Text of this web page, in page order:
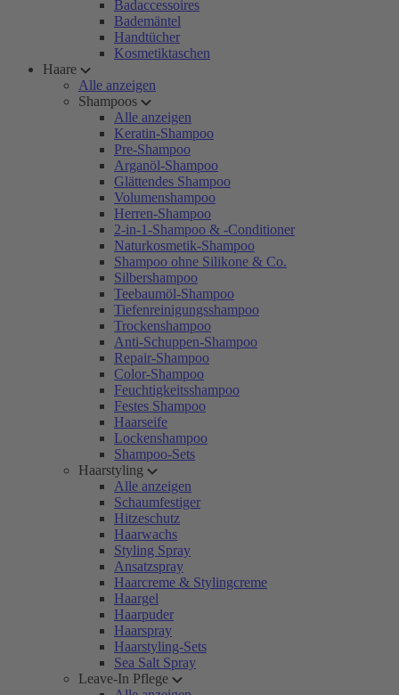
Badaccessoires
Bademäntel
Handtücher
Kosmetiktaschen
Haare
Alle anzeigen
Shampoos
Alle anzeigen
Keratin-Shampoo
Pre-Shampoo
Arganöl-Shampoo
Glättendes Shampoo
Volumenshampoo
Herren-Shampoo
2-in-1-Shampoo & -Conditioner
Naturkosmetik-Shampoo
Shampoo ohne Silikone & Co.
Silbershampoo
Teebaumöl-Shampoo
Tiefenreinigungsshampoo
Trockenshampoo
Anti-Schuppen-Shampoo
Repair-Shampoo
Color-Shampoo
Feuchtigkeitsshampoo
Festes Shampoo
Haarseife
Lockenshampoo
Shampoo-Sets
Haarstyling
Alle anzeigen
Schaumfestiger
Hitzeschutz
Haarwachs
Styling Spray
Ansatzspray
Haarcreme & Stylingcreme
Haargel
Haarpuder
Haarspray
Haarstyling-Sets
Sea Salt Spray
Leave-In Pflege